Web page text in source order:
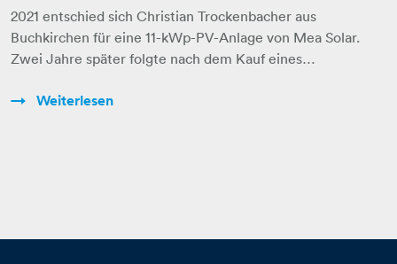
2021 entschied sich Christian Trockenbacher aus
Buchkirchen für eine 11-kWp-PV-Anlage von Mea Solar.
Zwei Jahre später folgte nach dem Kauf eines…
Weiterlesen